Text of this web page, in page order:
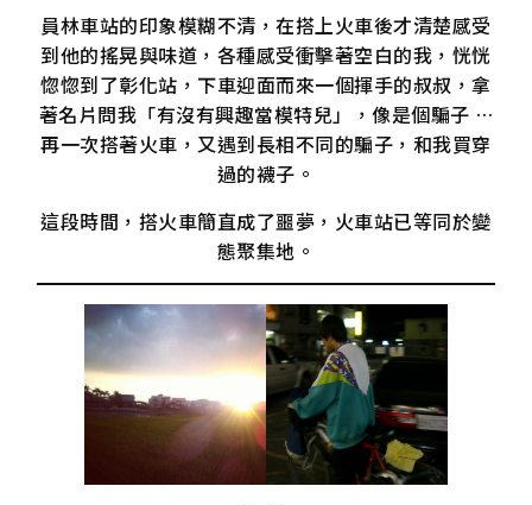
員林車站的印象模糊不清，在搭上火車後才清楚感受
到他的搖晃與味道，各種感受衝擊著空白的我，恍恍
惚惚到了彰化站，下車迎面而來一個揮手的叔叔，拿
著名片問我「有沒有興趣當模特兒」，像是個騙子 …
再一次搭著火車，又遇到長相不同的騙子，和我買穿
過的襪子。
這段時間，搭火車簡直成了噩夢，火車站已等同於變
態聚集地。